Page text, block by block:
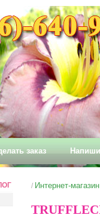
заказ
/ Интернет-